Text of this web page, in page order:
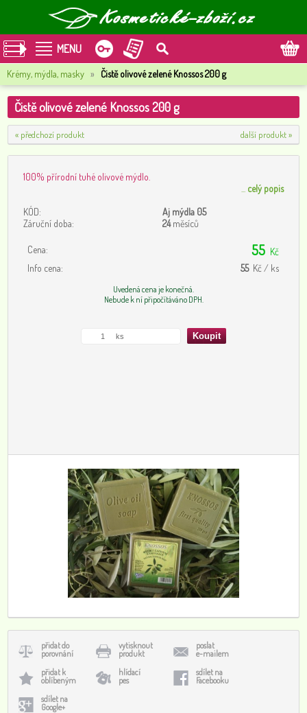
MENU
Krémy, mýdla, masky » Čistě olivové zelené Knossos 200 g
Čistě olivové zelené Knossos 200 g
« předchozí produkt další produkt »
100% přírodní tuhé olivové mýdlo.
celý popis
KÓD:
Aj mýdla 05
Záruční doba:
24měsíců
Cena: 55 Kč
Info cena:
55 Kč / ks
Uvedená cena je konečná.
Nebude k ní připočítáváno DPH.
přidat do
porovnání
vytisknout
produkt
poslat
e-mailem
přidat k
oblíbeným
hlídací
pes
sdílet na
Facebooku
sdílet na
Google+